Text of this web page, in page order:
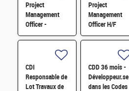
Project
Management
Officer -
Référent Cost
Project
Management
Officer H/F
CDI
Responsable de
Lot Travaux de
CDD 36 mois -
Développeur.se
dans les Codes